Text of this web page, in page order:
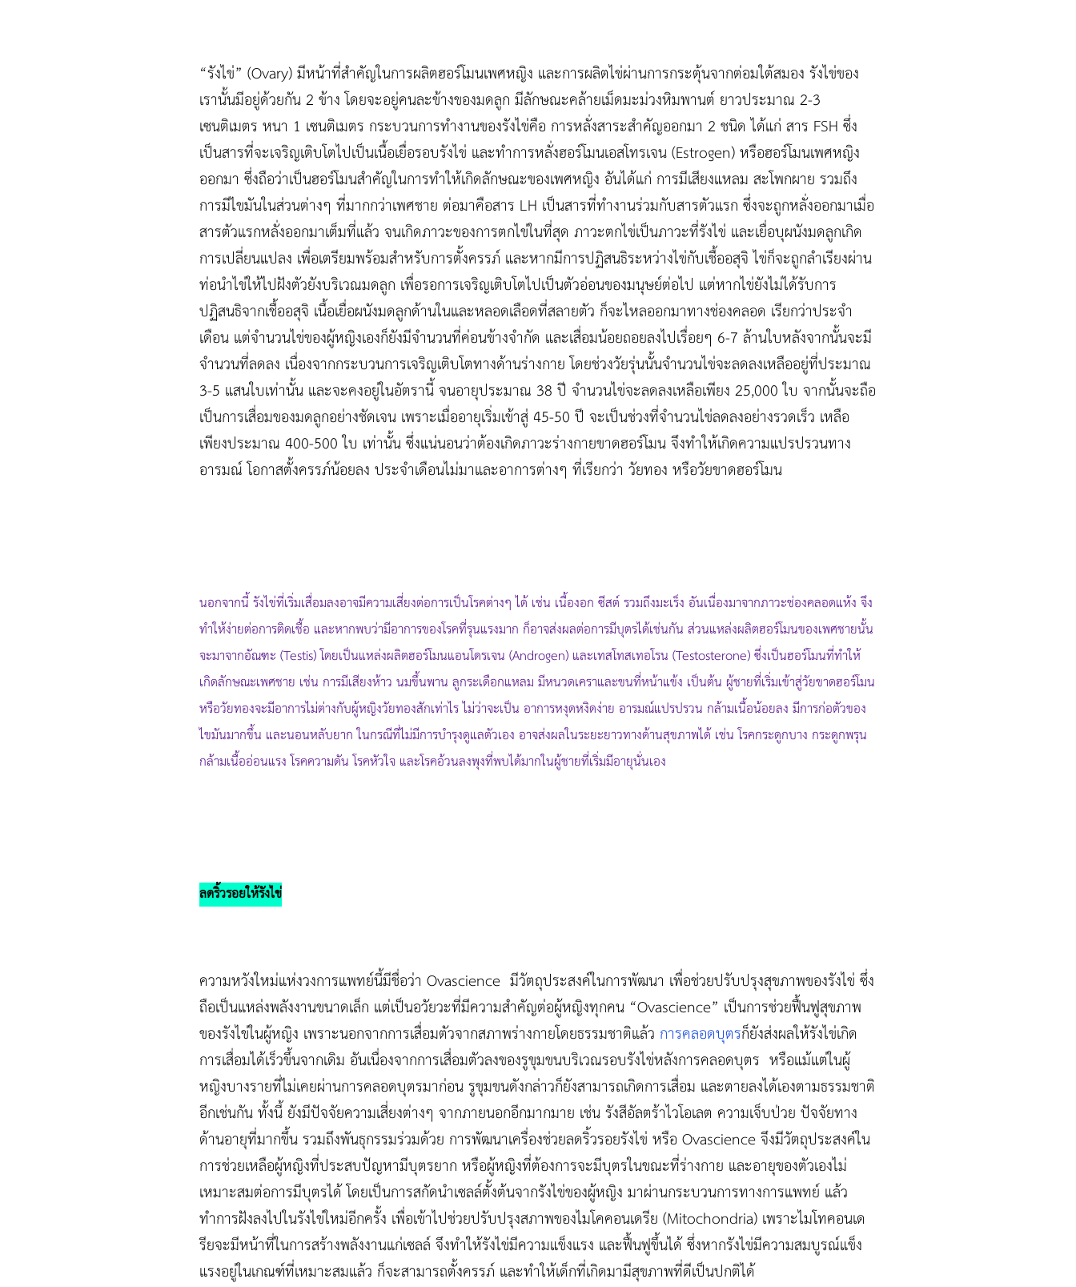
“รังไข่” (Ovary) มีหน้าที่สำคัญในการผลิตฮอร์โมนเพศหญิง และการผลิตไข่ผ่านการกระตุ้นจากต่อมใต้สมอง รังไข่ของ
เรานั้นมีอยู่ด้วยกัน 2 ข้าง โดยจะอยู่คนละข้างของมดลูก มีลักษณะคล้ายเม็ดมะม่วงหิมพานต์ ยาวประมาณ 2-3
เซนติเมตร หนา 1 เซนติเมตร กระบวนการทำงานของรังไข่คือ การหลั่งสาระสำคัญออกมา 2 ชนิด ได้แก่ สาร FSH ซึ่ง
เป็นสารที่จะเจริญเติบโตไปเป็นเนื้อเยื่อรอบรังไข่ และทำการหลั่งฮอร์โมนเอสโทรเจน (Estrogen) หรือฮอร์โมนเพศหญิง
ออกมา ซึ่งถือว่าเป็นฮอร์โมนสำคัญในการทำให้เกิดลักษณะของเพศหญิง อันได้แก่ การมีเสียงแหลม สะโพกผาย รวมถึง
การมีไขมันในส่วนต่างๆ ที่มากกว่าเพศชาย ต่อมาคือสาร LH เป็นสารที่ทำงานร่วมกับสารตัวแรก ซึ่งจะถูกหลั่งออกมาเมื่อ
สารตัวแรกหลั่งออกมาเต็มที่แล้ว จนเกิดภาวะของการตกไข่ในที่สุด ภาวะตกไข่เป็นภาวะที่รังไข่ และเยื่อบุผนังมดลูกเกิด
การเปลี่ยนแปลง เพื่อเตรียมพร้อมสำหรับการตั้งครรภ์ และหากมีการปฏิสนธิระหว่างไข่กับเชื้ออสุจิ ไข่ก็จะถูกลำเรียงผ่าน
ท่อนำไข่ให้ไปฝังตัวยังบริเวณมดลูก เพื่อรอการเจริญเติบโตไปเป็นตัวอ่อนของมนุษย์ต่อไป แต่หากไข่ยังไม่ได้รับการ
ปฏิสนธิจากเชื้ออสุจิ เนื้อเยื่อผนังมดลูกด้านในและหลอดเลือดที่สลายตัว ก็จะไหลออกมาทางช่องคลอด เรียกว่าประจำ
เดือน แต่จำนวนไข่ของผู้หญิงเองก็ยังมีจำนวนที่ค่อนข้างจำกัด และเสื่อมน้อยถอยลงไปเรื่อยๆ 6-7 ล้านใบหลังจากนั้นจะมี
จำนวนที่ลดลง เนื่องจากกระบวนการเจริญเติบโตทางด้านร่างกาย โดยช่วงวัยรุ่นนั้นจำนวนไข่จะลดลงเหลืออยู่ที่ประมาณ
3-5 แสนใบเท่านั้น และจะคงอยู่ในอัตรานี้ จนอายุประมาณ 38 ปี จำนวนไข่จะลดลงเหลือเพียง 25,000 ใบ จากนั้นจะถือ
เป็นการเสื่อมของมดลูกอย่างชัดเจน เพราะเมื่ออายุเริ่มเข้าสู่ 45-50 ปี จะเป็นช่วงที่จำนวนไข่ลดลงอย่างรวดเร็ว เหลือ
เพียงประมาณ 400-500 ใบ เท่านั้น ซึ่งแน่นอนว่าต้องเกิดภาวะร่างกายขาดฮอร์โมน จึงทำให้เกิดความแปรปรวนทาง
อารมณ์ โอกาสตั้งครรภ์น้อยลง ประจำเดือนไม่มาและอาการต่างๆ ที่เรียกว่า วัยทอง หรือวัยขาดฮอร์โมน
นอกจากนี้ รังไข่ที่เริ่มเสื่อมลงอาจมีความเสี่ยงต่อการเป็นโรคต่างๆ ได้ เช่น เนื้องอก ซีสต์ รวมถึงมะเร็ง อันเนื่องมาจากภาวะช่องคลอดแห้ง จึง
ทำให้ง่ายต่อการติดเชื้อ และหากพบว่ามีอาการของโรคที่รุนแรงมาก ก็อาจส่งผลต่อการมีบุตรได้เช่นกัน ส่วนแหล่งผลิตฮอร์โมนของเพศชายนั้น
จะมาจากอัณฑะ (Testis) โดยเป็นแหล่งผลิตฮอร์โมนแอนโดรเจน (Androgen) และเทสโทสเทอโรน (Testosterone) ซึ่งเป็นฮอร์โมนที่ทำให้
เกิดลักษณะเพศชาย เช่น การมีเสียงห้าว นมขึ้นพาน ลูกระเดือกแหลม มีหนวดเคราและขนที่หน้าแข้ง เป็นต้น ผู้ชายที่เริ่มเข้าสู่วัยขาดฮอร์โมน
หรือวัยทองจะมีอาการไม่ต่างกับผู้หญิงวัยทองสักเท่าไร ไม่ว่าจะเป็น อาการหงุดหงิดง่าย อารมณ์แปรปรวน กล้ามเนื้อน้อยลง มีการก่อตัวของ
ไขมันมากขึ้น และนอนหลับยาก ในกรณีที่ไม่มีการบำรุงดูแลตัวเอง อาจส่งผลในระยะยาวทางด้านสุขภาพได้ เช่น โรคกระดูกบาง กระดูกพรุน
กล้ามเนื้ออ่อนแรง โรคความดัน โรคหัวใจ และโรคอ้วนลงพุงที่พบได้มากในผู้ชายที่เริ่มมีอายุนั่นเอง
ลดริ้วรอยให้รังไข่
ความหวังใหม่แห่งวงการแพทย์นี้มีชื่อว่า Ovascience มีวัตถุประสงค์ในการพัฒนา เพื่อช่วยปรับปรุงสุขภาพของรังไข่ ซึ่ง
ถือเป็นแหล่งพลังงานขนาดเล็ก แต่เป็นอวัยวะที่มีความสำคัญต่อผู้หญิงทุกคน “Ovascience” เป็นการช่วยฟื้นฟูสุขภาพ
ของรังไข่ในผู้หญิง เพราะนอกจากการเสื่อมตัวจากสภาพร่างกายโดยธรรมชาติแล้ว การคลอดบุตรก็ยังส่งผลให้รังไข่เกิด
การเสื่อมได้เร็วขึ้นจากเดิม อันเนื่องจากการเสื่อมตัวลงของรูขุมขนบริเวณรอบรังไข่หลังการคลอดบุตร หรือแม้แต่ในผู้
หญิงบางรายที่ไม่เคยผ่านการคลอดบุตรมาก่อน รูขุมขนดังกล่าวก็ยังสามารถเกิดการเสื่อม และตายลงได้เองตามธรรมชาติ
อีกเช่นกัน ทั้งนี้ ยังมีปัจจัยความเสี่ยงต่างๆ จากภายนอกอีกมากมาย เช่น รังสีอัลตร้าไวโอเลต ความเจ็บป่วย ปัจจัยทาง
ด้านอายุที่มากขึ้น รวมถึงพันธุกรรมร่วมด้วย การพัฒนาเครื่องช่วยลดริ้วรอยรังไข่ หรือ Ovascience จึงมีวัตถุประสงค์ใน
การช่วยเหลือผู้หญิงที่ประสบปัญหามีบุตรยาก หรือผู้หญิงที่ต้องการจะมีบุตรในขณะที่ร่างกาย และอายุของตัวเองไม่
เหมาะสมต่อการมีบุตรได้ โดยเป็นการสกัดนำเซลล์ตั้งต้นจากรังไข่ของผู้หญิง มาผ่านกระบวนการทางการแพทย์ แล้ว
ทำการฝังลงไปในรังไข่ใหม่อีกครั้ง เพื่อเข้าไปช่วยปรับปรุงสภาพของไมโคคอนเดรีย (Mitochondria) เพราะไมโทคอนเด
รียจะมีหน้าที่ในการสร้างพลังงานแก่เซลล์ จึงทำให้รังไข่มีความแข็งแรง และฟื้นฟูขึ้นได้ ซึ่งหากรังไข่มีความสมบูรณ์แข็ง
แรงอยู่ในเกณฑ์ที่เหมาะสมแล้ว ก็จะสามารถตั้งครรภ์ และทำให้เด็กที่เกิดมามีสุขภาพที่ดีเป็นปกติได้